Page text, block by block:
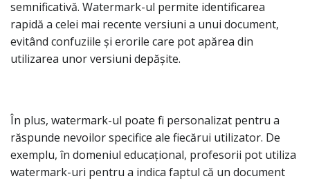
semnificativă. Watermark-ul permite identificarea
rapidă a celei mai recente versiuni a unui document,
evitând confuziile și erorile care pot apărea din
utilizarea unor versiuni depășite.
În plus, watermark-ul poate fi personalizat pentru a
răspunde nevoilor specifice ale fiecărui utilizator. De
exemplu, în domeniul educațional, profesorii pot utiliza
watermark-uri pentru a indica faptul că un document